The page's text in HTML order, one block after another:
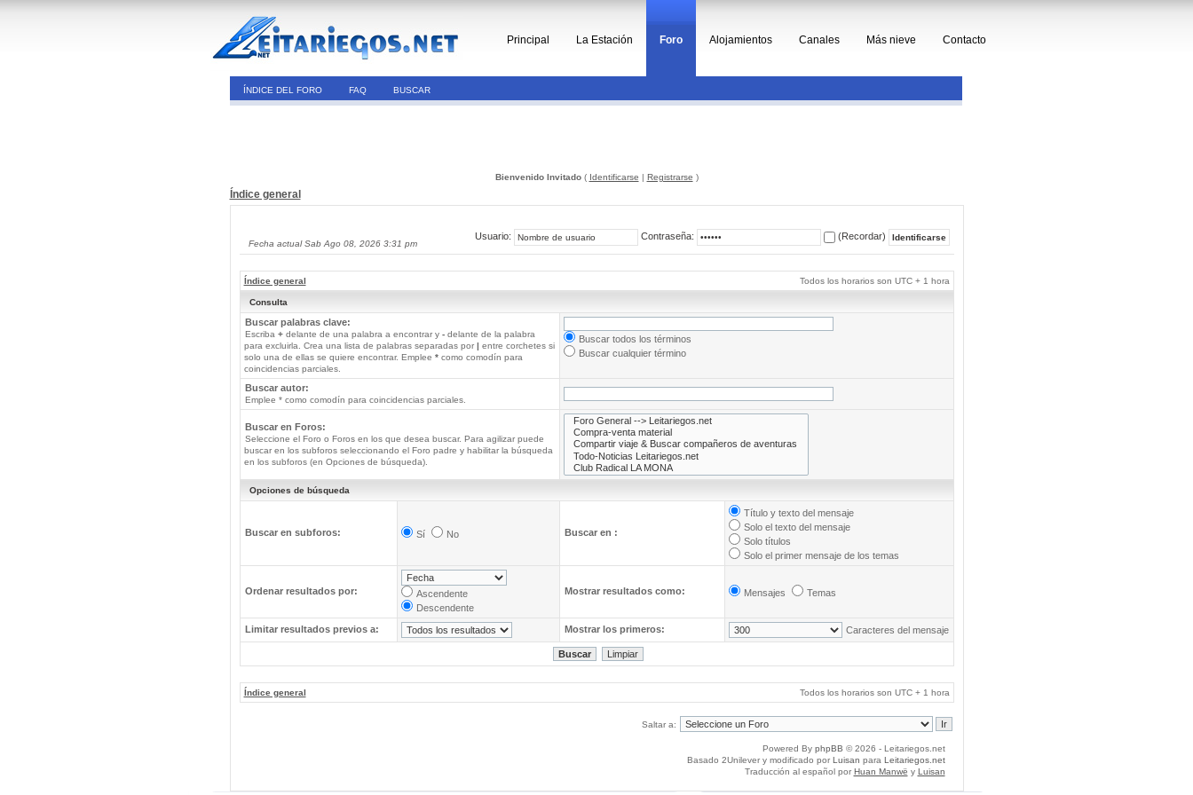
Principal La Estación Foro Alojamientos Canales Más nieve Contacto
ÍNDICE DEL FORO FAQ BUSCAR
Bienvenido Invitado( Identificarse | Registrarse )
Índice general
Fecha actual Sab Ago 08, 2026 3:31 pm
Usuario: Contraseña: (Recordar)
Índice general Todos los horarios son UTC + 1 hora
Consulta
Buscar palabras clave:
Escriba +delante de una palabra a encontrar y -delante de la palabra
para excluirla. Crea una lista de palabras separadas por | entre corchetes si
solo una de ellas se quiere encontrar. Emplee *como comodín para
coincidencias parciales.
Buscar todos los términos
Buscar cualquier término
Buscar autor:
Emplee * como comodín para coincidencias parciales.
Buscar en Foros:
Seleccione el Foro o Foros en los que desea buscar. Para agilizar puede
buscar en los subforos seleccionando el Foro padre y habilitar la búsqueda
en los subforos (en Opciones de búsqueda).
Opciones de búsqueda
Buscar en subforos: Sí No Buscar en :
Título y texto del mensaje
Solo el texto del mensaje
Solo títulos
Solo el primer mensaje de los temas
Ordenar resultados por:
Ascendente
Descendente
Mostrar resultados como: Mensajes Temas
Limitar resultados previos a: Mostrar los primeros: Caracteres del mensaje
Índice general Todos los horarios son UTC + 1 hora
Saltar a:
Powered By phpBB © 2026 - Leitariegos.net
Basado 2Unilever y modificado por Luisan para Leitariegos.net
Traducción al español por Huan Manwë y Luisan